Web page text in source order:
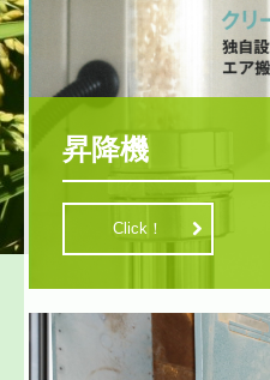
昇降機
Click！